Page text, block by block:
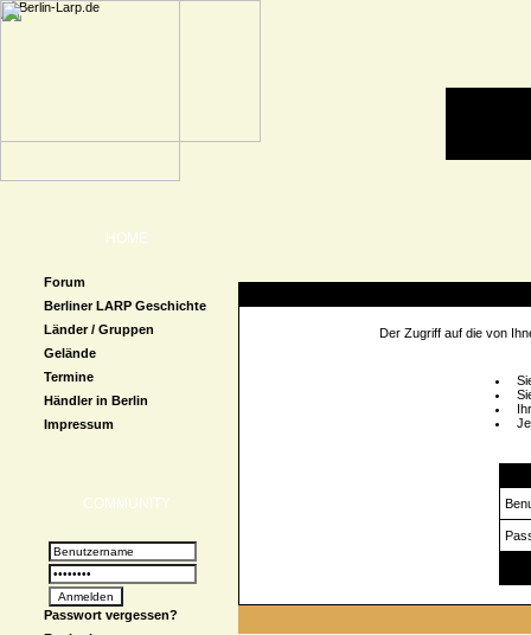
HOME
Forum
Berliner LARP Geschichte
Länder / Gruppen
Gelände
Termine
Händler in Berlin
Impressum
COMMUNITY
Passwort vergessen?
Der Zugriff auf die von